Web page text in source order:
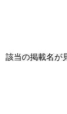
該当の掲載名が